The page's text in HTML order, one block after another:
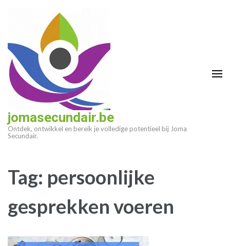
(druk
enter)
jomasecundair.be
Ontdek, ontwikkel en bereik je volledige potentieel bij Joma
Secundair.
Tag: persoonlijke
gesprekken voeren